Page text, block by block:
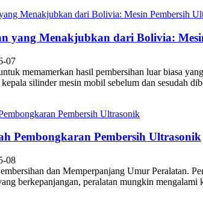
yang Menakjubkan dari Bolivia:
07
memamerkan hasil pembersihan luar biasa
silinder mesin mobil sebelum dan sesudah
Pembongkaran Pembersih Ultrasonik
08
dan Memperpanjang Umur Peralatan.
berkepanjangan, peralatan mungkin